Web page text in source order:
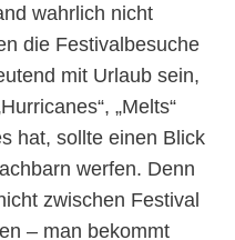
wahrlich nicht
die Festivalbesuche
mit Urlaub sein,
„Melts“
hat, sollte einen Blick
werfen. Denn
zwischen Festival
– man bekommt